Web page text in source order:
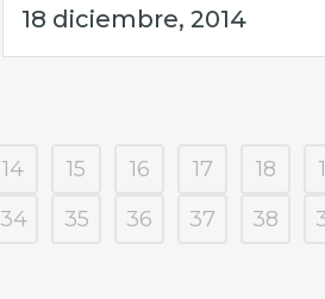
18 diciembre, 2014
14 15 16 17 18
34 35 36 37 38